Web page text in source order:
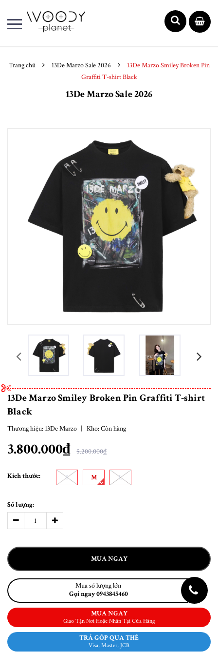
Trang chủ 13De Marzo Sale 2026
13De Marzo Smiley Broken Pin
Graffiti T-shirt Black
13De Marzo Sale 2026
prev
13De Marzo Smiley Broken Pin Graffiti T-shirt
Black
Thương hiệu: 13De Marzo | Kho:Còn hàng
3.800.000₫ 5.200.000₫
Kích thước: S M L
Số lượng:
MUA NGAY
Mua số lượng lớn
Gọi ngay 0943845460
MUA NGAY
Giao Tận Nơi Hoặc Nhận Tại Cửa Hàng
TRẢ GÓP QUA THẺ
Visa, Master, JCB